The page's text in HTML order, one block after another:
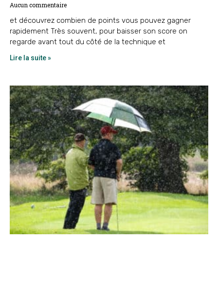
Aucun commentaire
et découvrez combien de points vous pouvez gagner
rapidement Très souvent, pour baisser son score on
regarde avant tout du côté de la technique et
Lire la suite »